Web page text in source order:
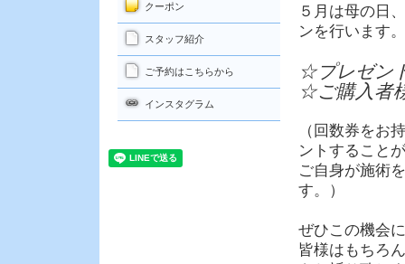
５月は母の日
ンを行います。
☆プレゼン
☆ご購入者
（回数券をお
ントすること
ご自身が施術
す。）
ぜひこの機会
皆様はもちろ
クーポン
スタッフ紹介
ご予約はこちらから
インスタグラム